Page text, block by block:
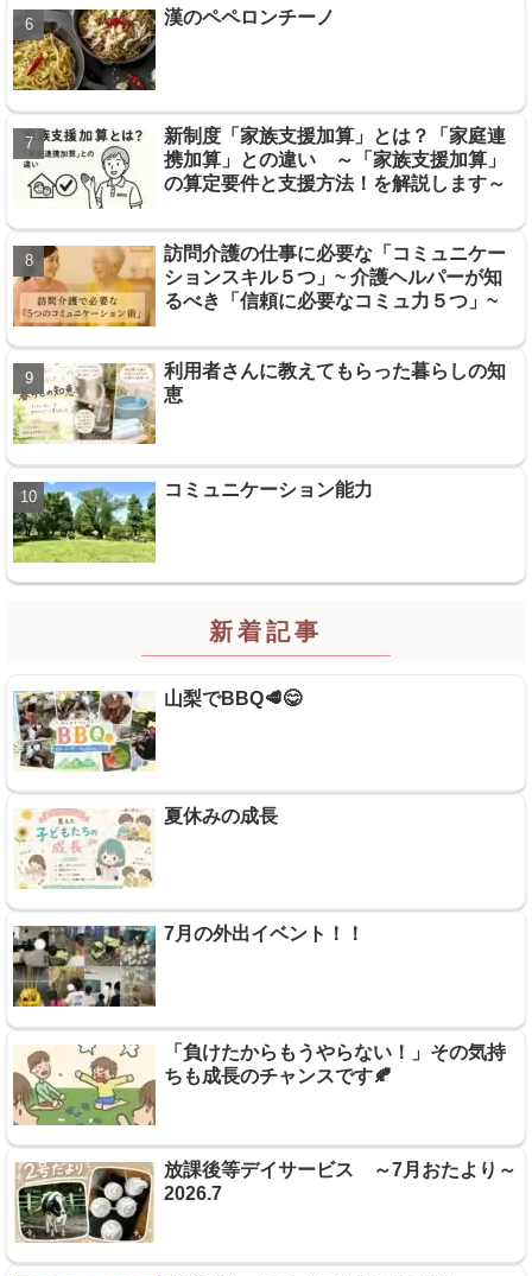
漢のペペロンチーノ
新制度「家族支援加算」とは？「家庭連
携加算」との違い ～「家族支援加算」
の算定要件と支援方法！を解説します～
訪問介護の仕事に必要な「コミュニケー
ションスキル５つ」~ 介護ヘルパーが知
るべき「信頼に必要なコミュ力５つ」~
利用者さんに教えてもらった暮らしの知
恵
コミュニケーション能力
新着記事
山梨でBBQ🥩😋
夏休みの成長
7月の外出イベント！！
「負けたからもうやらない！」その気持
ちも成長のチャンスです🍂
放課後等デイサービス ～7月おたより～
2026.7